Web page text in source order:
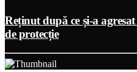
Reținut după ce și-a
de protecție